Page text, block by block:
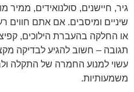
גיר, חיישנים, סולנואידים, ממיר
שיניים ומיסבים. אם אתם חווים
או החלקה בהעברת הילוכים,
תגובה – חשוב להגיע לבדיקה
עשוי למנוע החמרה של התקלה
משמעותיות.